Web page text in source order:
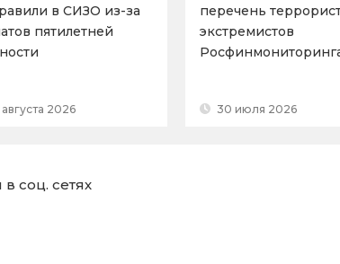
в СИЗО из-за
пятилетней
2026
перечень
экстремистов
30 июля 2026
соц. сетях